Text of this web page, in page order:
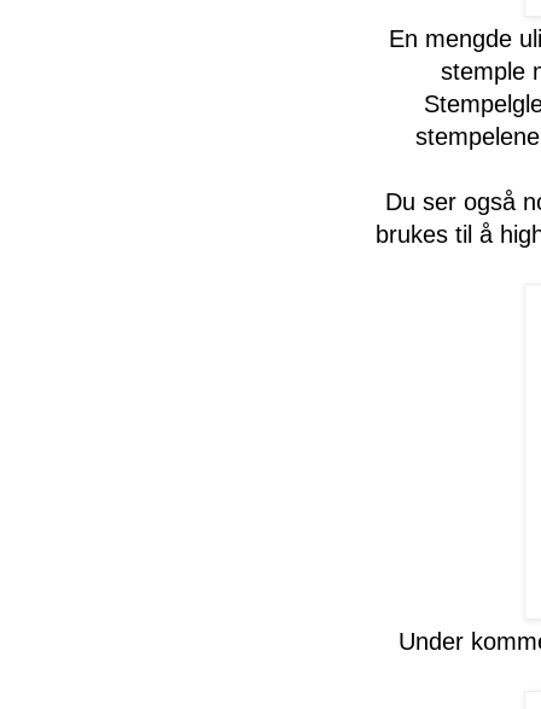
En mengde
stemple
Du ser også
brukes til å
Under